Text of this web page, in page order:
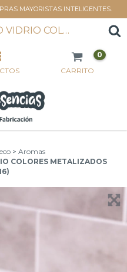
MAYORISTAS INTELIGENTES.
PORTA VELA CILINDRO VIDRIO COLORES METALIZADOS (105116)
CARRITO
0
> Aromas
COLORES METALIZADOS